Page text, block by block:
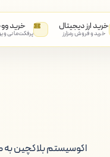
خرید ارز دیجیتال
خرید و فروش رمزارز
خرید
پرفکت‌مانی و
اکوسیستم بلاکچین